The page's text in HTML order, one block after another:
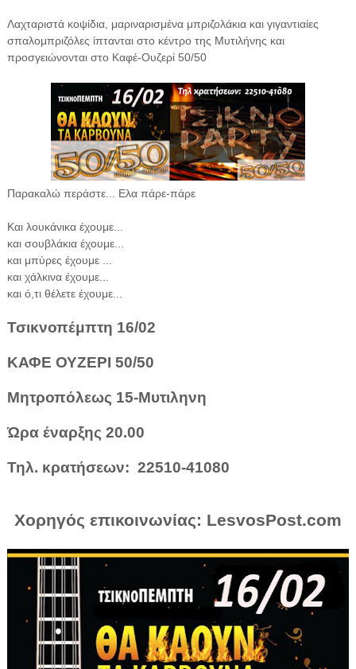
Λαχταριστά κοψίδια, μαριναρισμένα μπριζολάκια και γιγαντιαίες
σπαλομπριζόλες ίπτανται στο κέντρο της Μυτιλήνης και
προσγειώνονται στο Καφέ-Ουζερί 50/50
Παρακαλώ περάστε... Ελα πάρε-πάρε
Και λουκάνικα έχουμε...
και σουβλάκια έχουμε...
και μπύρες έχουμε ...
και χάλκινα έχουμε...
και ό,τι θέλετε έχουμε...
Τσικνοπέμπτη 16/02
ΚΑΦΕ ΟΥΖΕΡΙ 50/50
Μητροπόλεως 15-Μυτιληνη
Ώρα έναρξης 20.00
Τηλ. κρατήσεων: 22510-41080
Χορηγός επικοινωνίας: LesvosPost.com